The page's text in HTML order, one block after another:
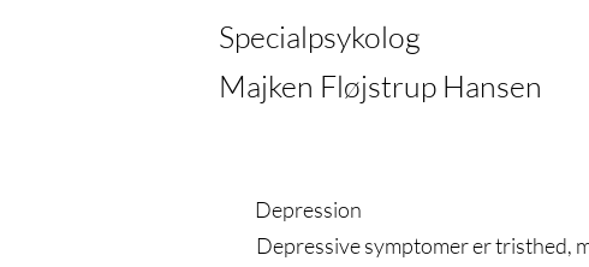
Specialpsykolog
Majken Fløjstrup Hansen
Depressive symptomer er tristhed,
Depression